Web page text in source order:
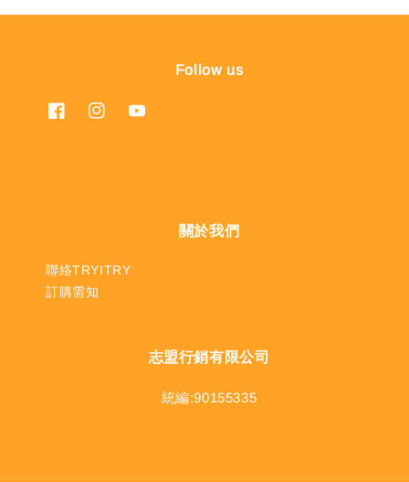
Follow us
關於我們
聯絡TRYITRY
訂購需知
志盟行銷有限公司
統編:90155335